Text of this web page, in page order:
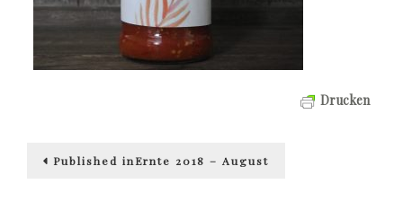
Drucken
Beitragsnavigation
Published inErnte 2018 – August